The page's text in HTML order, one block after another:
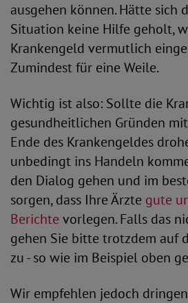
ausgehen können. Hätte sich
Situation keine Hilfe geholt,
Krankengeld vermutlich
Zumindest für eine Weile.
Wichtig ist also: Sollte die
gesundheitlichen Gründen
Ende des Krankengeldes
unbedingt ins Handeln
den Dialog gehen und im
sorgen, dass Ihre Ärzte gute
Berichte vorlegen. Falls das
gehen Sie bitte trotzdem auf
zu - so wie im Beispiel oben
Wir empfehlen jedoch